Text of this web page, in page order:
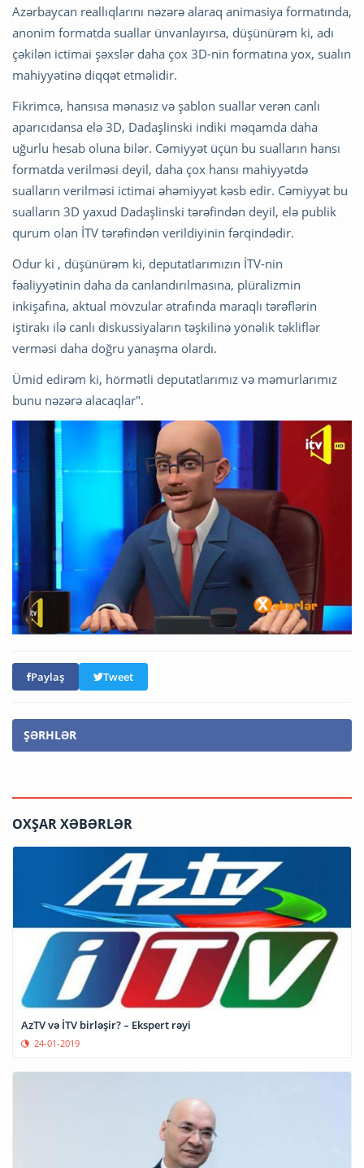
Azərbaycan reallıqlarını nəzərə alaraq animasiya formatında,
anonim formatda suallar ünvanlayırsa, düşünürəm ki, adı
çəkilən ictimai şəxslər daha çox 3D-nin formatına yox, sualın
mahiyyətinə diqqət etməlidir.
Fikrimcə, hansısa mənasız və şablon suallar verən canlı
aparıcıdansa elə 3D, Dadaşlinski indiki məqamda daha
uğurlu hesab oluna bilər. Cəmiyyət üçün bu sualların hansı
formatda verilməsi deyil, daha çox hansı mahiyyətdə
sualların verilməsi ictimai əhəmiyyət kəsb edir. Cəmiyyət bu
sualların 3D yaxud Dadaşlinski tərəfindən deyil, elə publik
qurum olan İTV tərəfindən verildiyinin fərqindədir.
Odur ki , düşünürəm ki, deputatlarımızın İTV-nin
fəaliyyətinin daha da canlandırılmasına, plüralizmin
inkişafına, aktual mövzular ətrafında maraqlı tərəflərin
iştirakı ilə canlı diskussiyaların təşkilinə yönəlik təkliflər
verməsi daha doğru yanaşma olardı.
Ümid edirəm ki, hörmətli deputatlarımız və məmurlarımız
bunu nəzərə alacaqlar".
Paylaş Tweet
ŞƏRHLƏR
OXŞAR XƏBƏRLƏR
AzTV və İTV birləşir? – Ekspert rəyi
24-01-2019